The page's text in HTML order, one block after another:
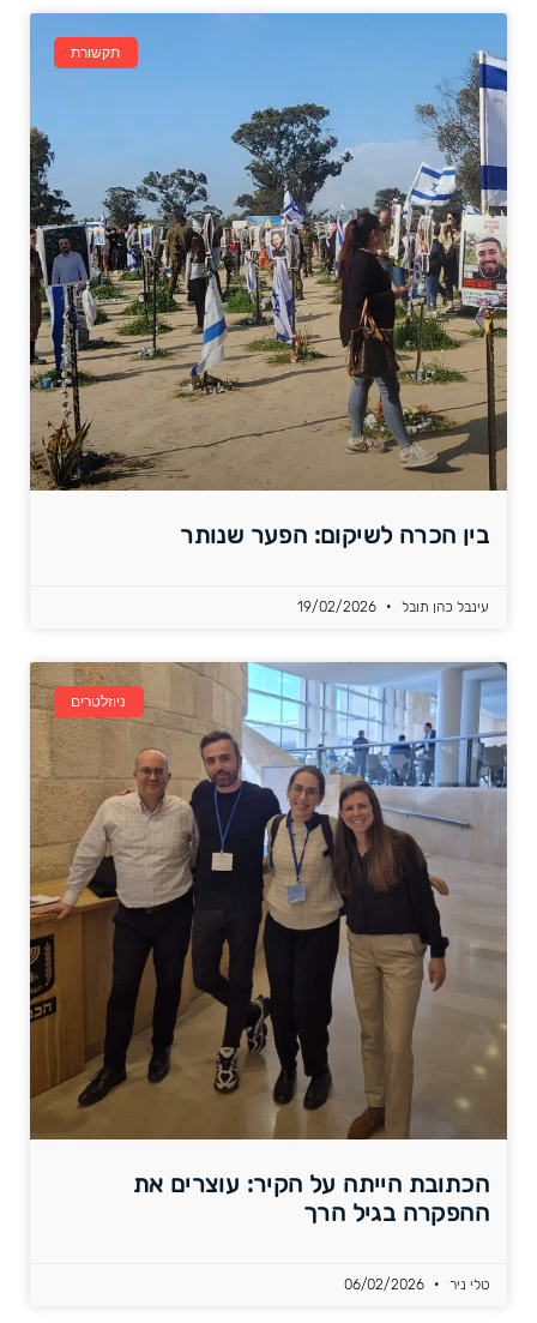
תקשורת
בין הכרה לשיקום: הפער שנותר
עינבל כהן תובל
ניוזלטרים
הכתובת הייתה על הקיר: עוצרים את
ההפקרה בגיל הרך
טלי ניר